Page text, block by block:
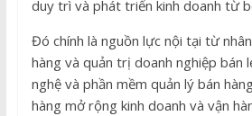
duy trì và phát triển kinh doanh từ
Đó chính là nguồn lực nội tại từ
hàng và quản trị doanh nghiệp bán
nghệ và phần mềm quản lý bán
hàng mở rộng kinh doanh và vận